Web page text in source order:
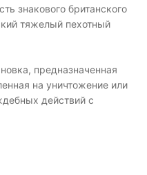
знакового британского
тяжелый пехотный
предназначенная
на уничтожение или
действий с